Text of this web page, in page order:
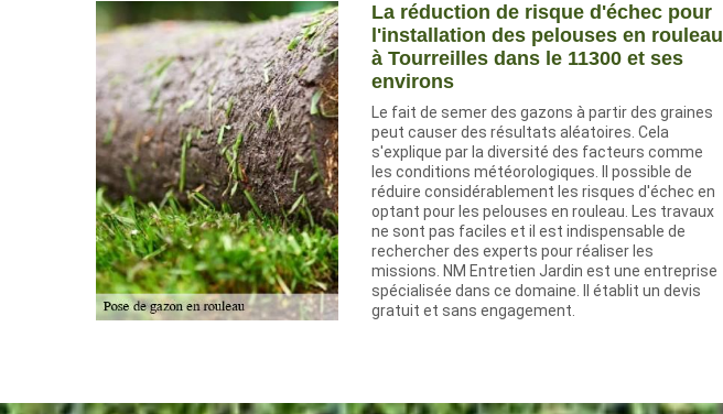
La réduction de risque d'échec pour
l'installation des pelouses en rouleau
à Tourreilles dans le 11300 et ses
environs
Le fait de semer des gazons à partir des graines
peut causer des résultats aléatoires. Cela
s'explique par la diversité des facteurs comme
les conditions météorologiques. Il possible de
réduire considérablement les risques d'échec en
optant pour les pelouses en rouleau. Les travaux
ne sont pas faciles et il est indispensable de
rechercher des experts pour réaliser les
missions. NM Entretien Jardin est une entreprise
spécialisée dans ce domaine. Il établit un devis
gratuit et sans engagement.